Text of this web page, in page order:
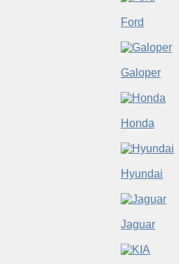
Ford
Galoper
Honda
Hyundai
Jaguar